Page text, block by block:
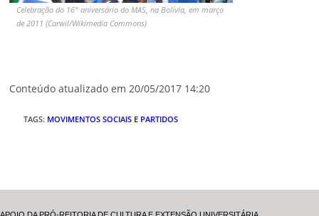
Celebração do 16° aniversário do MAS, na Bolívia, em março
de 2011 (Carwil/Wikimedia Commons)
Conteúdo atualizado em 20/05/2017 14:20
TAGS: MOVIMENTOS SOCIAIS E PARTIDOS